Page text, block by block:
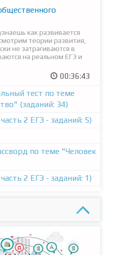
как развивается
теории развития,
не затрагиваются в
на реальном ЕГЭ и
00:36:43
тест по теме
(заданий: 34)
2 ЕГЭ - заданий: 5)
по теме "Человек
2 ЕГЭ - заданий: 1)